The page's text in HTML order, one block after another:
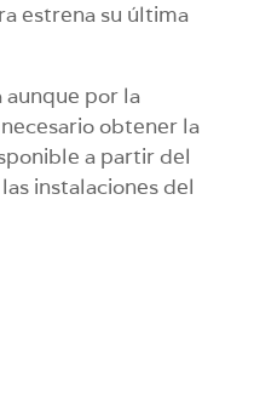
estrena su última
aunque por la
obtener la
a partir del
instalaciones del